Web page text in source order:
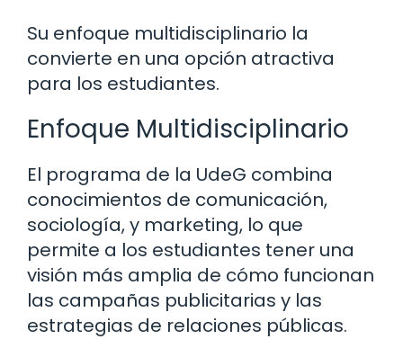
Su enfoque multidisciplinario la
convierte en una opción atractiva
para los estudiantes.
Enfoque Multidisciplinario
El programa de la UdeG combina
conocimientos de comunicación,
sociología, y marketing, lo que
permite a los estudiantes tener una
visión más amplia de cómo funcionan
las campañas publicitarias y las
estrategias de relaciones públicas.